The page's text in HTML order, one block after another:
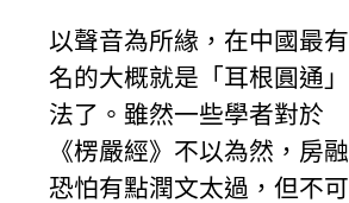
以聲音為所緣，在中國最有
名的大概就是「耳根圓通」
法了。雖然一些學者對於
《楞嚴經》不以為然，房融
恐怕有點潤文太過，但不可